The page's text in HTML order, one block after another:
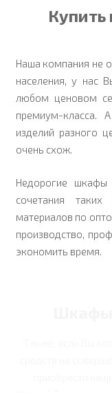
Наша компания не
населения, у нас
любом ценовом
премиум-класса.
изделий разного
очень схож.
Недорогие
сочетания
материалов по
производство,
экономить время.